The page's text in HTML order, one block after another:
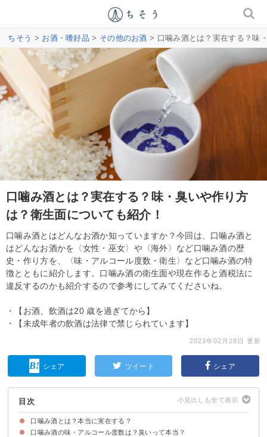
ちそう > お酒・嗜好品 > その他のお酒 > 口噛み酒とは？実在する？味
口噛み酒とは？実在する？味・臭いや作り方
は？衛生面についても紹介！
口噛み酒とはどんなお酒か知っていますか？今回は、口噛み酒と
はどんなお酒かを〈女性・巫女〉や〈海外〉など口噛み酒の歴
史・作り方を、〈味・アルコール度数・衛生〉など口噛み酒の特
徴とともに紹介します。口噛み酒の衛生面や現在作ると酒税法に
違反するのかも紹介するので参考にしてみてくださいね。
・【お酒、飲酒は20 歳を過ぎてから】
・【未成年者の飲酒は法律で禁じられています】
2023年02月28日 更新
シェア ツイート シェア
目次
口噛み酒とは？本当に実在する？
口噛み酒とは若い女性や巫女がお米を噛んで作っていたとされるお酒
日本の口噛み酒の歴史は弥生時代から
海外の口噛み酒の歴史
口噛み酒の味・アルコール度数は？臭いって本当？